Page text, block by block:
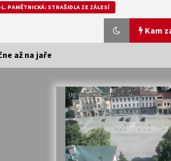
PAMĚTNICKÁ: STRAŠIDLA ZE ZÁLESÍ
Kam
Veselí muzikanti
30. 7. 2026
Votavžatský
až na jaře